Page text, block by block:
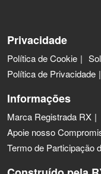
Privacidade
Política de Cookie
Política de Privacidade
Informações
Marca Registrada RX
Apoie nosso
Termo de Participação